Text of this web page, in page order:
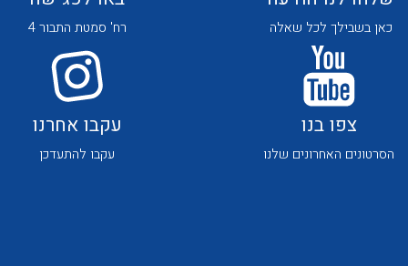
כאן בשבילך לכל שאלה רח' סמטת התבור 4
צפו בנו
הסרטונים האחרונים שלנו
עקבו אחרנו
עקבו להתעדכן